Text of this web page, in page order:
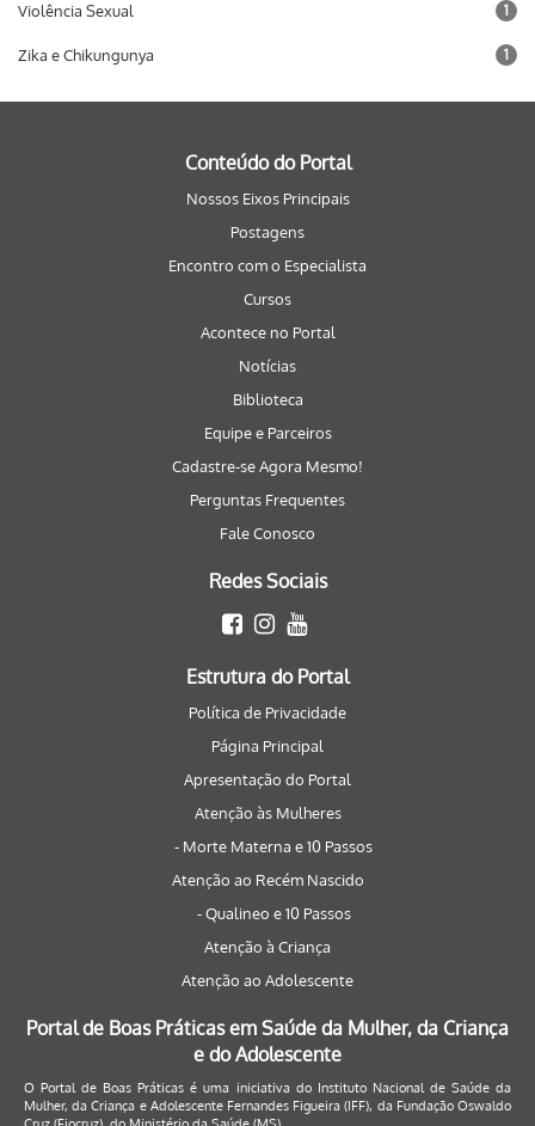
Violência Sexual 1
Zika e Chikungunya 1
Conteúdo do Portal
Nossos Eixos Principais
Postagens
Encontro com o Especialista
Cursos
Acontece no Portal
Notícias
Biblioteca
Equipe e Parceiros
Cadastre-se Agora Mesmo!
Perguntas Frequentes
Fale Conosco
Redes Sociais
Estrutura do Portal
Política de Privacidade
Página Principal
Apresentação do Portal
Atenção às Mulheres
- Morte Materna e 10 Passos
Atenção ao Recém Nascido
- Qualineo e 10 Passos
Atenção à Criança
Atenção ao Adolescente
Portal de Boas Práticas em Saúde da Mulher, da Criança
e do Adolescente
O Portal de Boas Práticas é uma iniciativa do Instituto Nacional de Saúde da
Mulher, da Criança e Adolescente Fernandes Figueira (IFF), da Fundação Oswaldo